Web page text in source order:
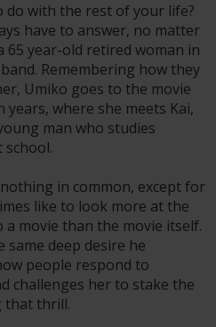
do with the rest of your life?
have to answer, no matter
65 year-old retired woman in
Remembering how they
Umiko goes to the movie
where she meets Kai,
man who studies
in common, except for
like to look more at the
a movie than the movie itself.
same deep desire he
people respond to
challenges her to stake the
that thrill.